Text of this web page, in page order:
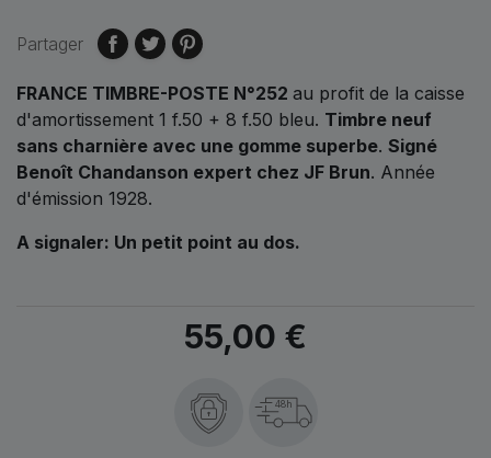
Partager
FRANCE TIMBRE-POSTE N°252 au profit de la caisse
d'amortissement 1 f.50 + 8 f.50 bleu. Timbre neuf
sans charnière avec une gomme superbe. Signé
Benoît Chandanson expert chez JF Brun. Année
d'émission 1928.
A signaler: Un petit point au dos.
55,00 €
48h